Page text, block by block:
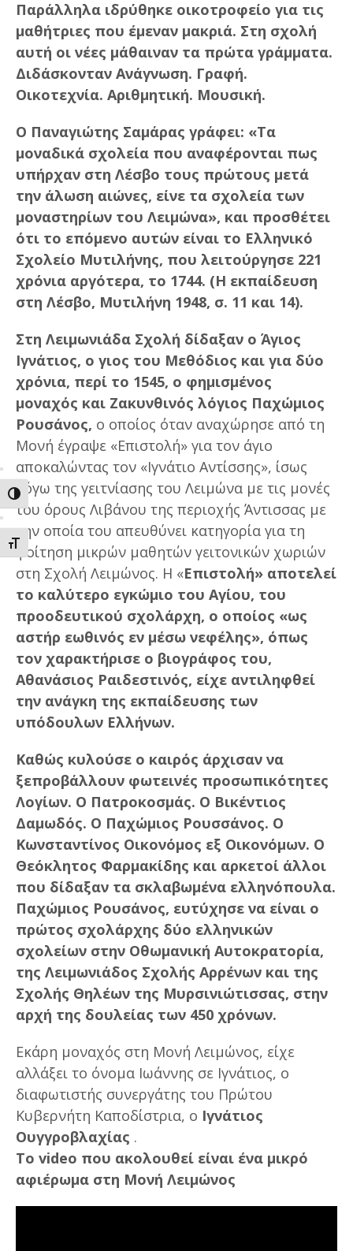
ΕΝΑΛΛΑΓΗ ΥΨΗΛΗΣ ΑΝΤΙΘΕΣΗΣ
ΕΝΑΛΛΑΓΗ ΜΕΓΕΘΟΥΣ ΓΡΑΜΜΑΤΩΝ
Παράλληλα ιδρύθηκε οικοτροφείο για τις
μαθήτριες που έμεναν μακριά. Στη σχολή
αυτή οι νέες μάθαιναν τα πρώτα γράμματα.
Διδάσκονταν Ανάγνωση. Γραφή.
Οικοτεχνία. Αριθμητική. Μουσική.
Ο Παναγιώτης Σαμάρας γράφει: «Τα
μοναδικά σχολεία που αναφέρονται πως
υπήρχαν στη Λέσβο τους πρώτους μετά
την άλωση αιώνες, είνε τα σχολεία των
μοναστηρίων του Λειμώνα», και προσθέτει
ότι το επόμενο αυτών είναι το Ελληνικό
Σχολείο Μυτιλήνης, που λειτούργησε 221
χρόνια αργότερα, το 1744. (Η εκπαίδευση
στη Λέσβο, Μυτιλήνη 1948, σ. 11 και 14).
Στη Λειμωνιάδα Σχολή δίδαξαν ο Άγιος
Ιγνάτιος, ο γιος του Μεθόδιος και για δύο
χρόνια, περί το 1545, ο φημισμένος
μοναχός και Ζακυνθινός λόγιος Παχώμιος
Ρουσάνος, ο οποίος όταν αναχώρησε από τη
Μονή έγραψε «Επιστολή» για τον άγιο
αποκαλώντας τον «Ιγνάτιο Αντίσσης», ίσως
λόγω της γειτνίασης του Λειμώνα με τις μονές
του όρους Λιβάνου της περιοχής Άντισσας με
την οποία του απευθύνει κατηγορία για τη
φοίτηση μικρών μαθητών γειτονικών χωριών
στη Σχολή Λειμώνος. Η «Επιστολή» αποτελεί
το καλύτερο εγκώμιο του Αγίου, του
προοδευτικού σχολάρχη, ο οποίος «ως
αστήρ εωθινός εν μέσω νεφέλης», όπως
τον χαρακτήρισε ο βιογράφος του,
Αθανάσιος Ραιδεστινός, είχε αντιληφθεί
την ανάγκη της εκπαίδευσης των
υπόδουλων Ελλήνων.
Καθώς κυλούσε ο καιρός άρχισαν να
ξεπροβάλλουν φωτεινές προσωπικότητες
Λογίων. Ο Πατροκοσμάς. Ο Βικέντιος
Δαμωδός. Ο Παχώμιος Ρουσσάνος. Ο
Κωνσταντίνος Οικονόμος εξ Οικονόμων. Ο
Θεόκλητος Φαρμακίδης και αρκετοί άλλοι
που δίδαξαν τα σκλαβωμένα ελληνόπουλα.
Παχώμιος Ρουσάνος, ευτύχησε να είναι ο
πρώτος σχολάρχης δύο ελληνικών
σχολείων στην Οθωμανική Αυτοκρατορία,
της Λειμωνιάδος Σχολής Αρρένων και της
Σχολής Θηλέων της Μυρσινιώτισσας, στην
αρχή της δουλείας των 450 χρόνων.
Εκάρη μοναχός στη Μονή Λειμώνος, είχε
αλλάξει το όνομα Ιωάννης σε Ιγνάτιος, ο
διαφωτιστής συνεργάτης του Πρώτου
Κυβερνήτη Καποδίστρια, ο Ιγνάτιος
Ουγγροβλαχίας .
Το video που ακολουθεί είναι ένα μικρό
αφιέρωμα στη Μονή Λειμώνος